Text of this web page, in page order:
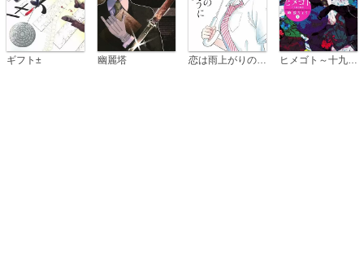
ギフト± 幽麗塔 ヒメゴト～十九歳の制服～